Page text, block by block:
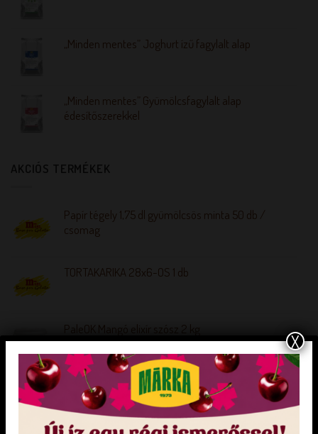
„Minden mentes” Joghurt ízű fagylalt alap
„Minden mentes” Gyümölcsfagylalt alap
édesítőszerekkel
AKCIÓS TERMÉKEK
Papír tégely 1,75 dl gyümölcsös minta 50 db /
csomag
TORTAKARIKA 28x6-OS 1 db
PaleOK Mangó elixír szósz 2 kg
MÁKTÖLTELÉK 40%
X